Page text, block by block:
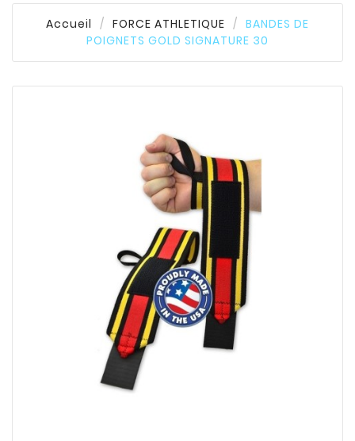
Accueil FORCE ATHLETIQUE
BANDES DE
POIGNETS GOLD SIGNATURE 30